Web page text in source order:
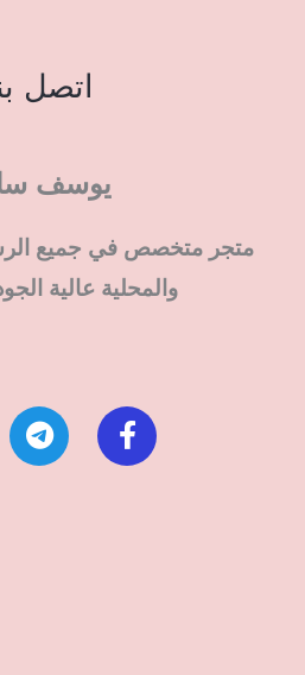
اتصل
يوسف
متجر متخصص في جميع
والمحلية عالية